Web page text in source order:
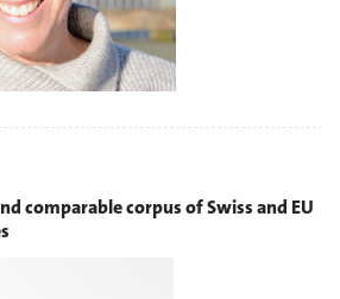
comparable corpus of Swiss and EU